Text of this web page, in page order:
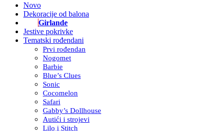
Novo
Dekoracije od balona
Girlande
Jestive pokrivke
Tematski rođendani
Prvi rođendan
Nogomet
Barbie
Blue’s Clues
Sonic
Cocomelon
Safari
Gabby’s Dollhouse
Autići i strojevi
Lilo i Stitch